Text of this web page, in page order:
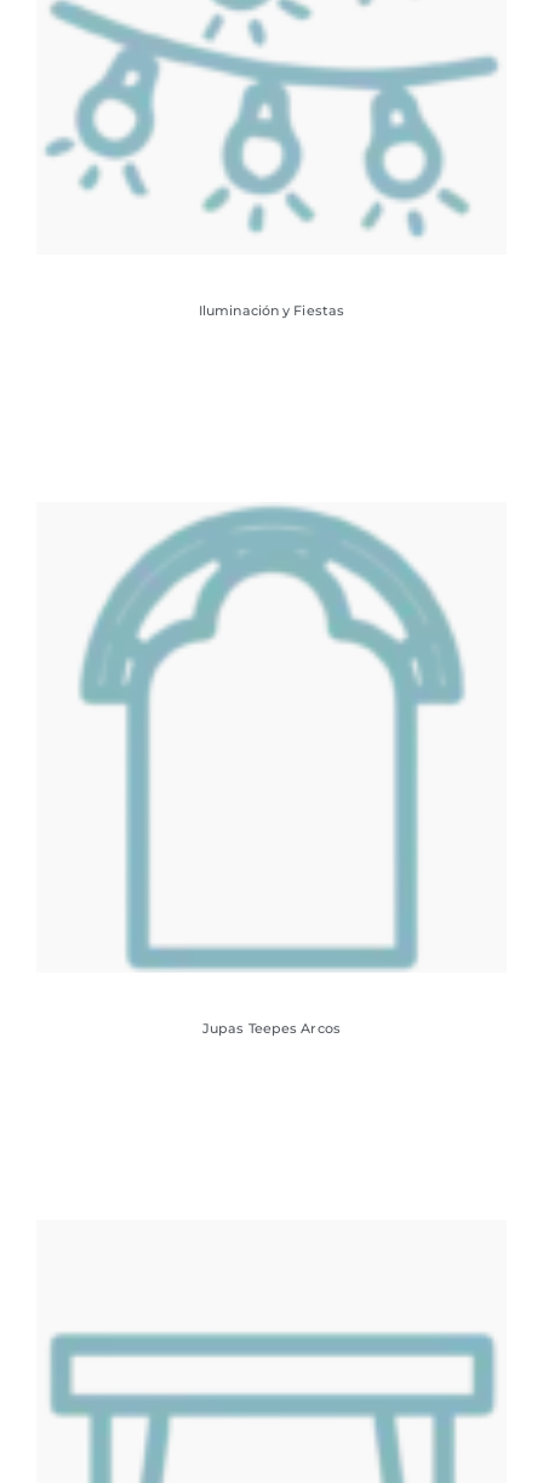
Iluminación y Fiestas
Jupas Teepes Arcos